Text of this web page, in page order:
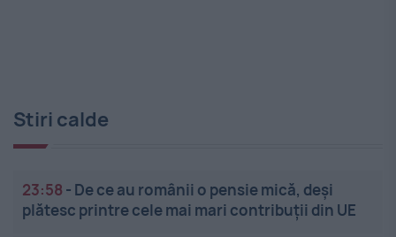
Stiri calde
23:58 - De ce au românii o pensie mică, deși
plătesc printre cele mai mari contribuții din UE